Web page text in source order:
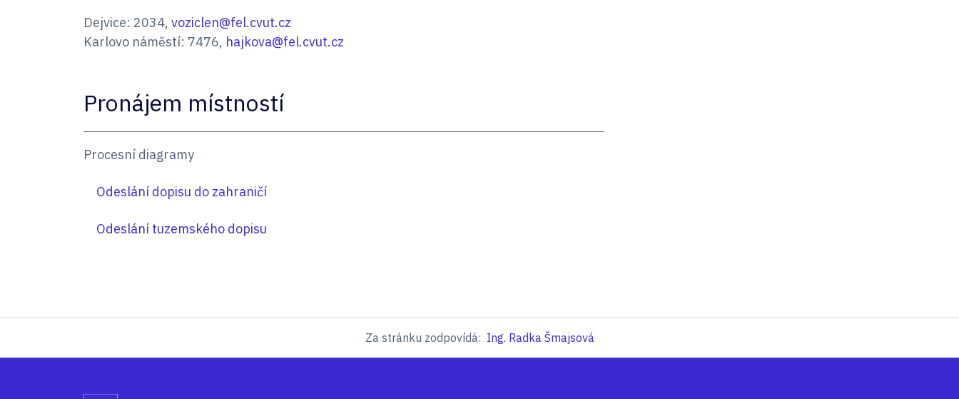
Dejvice: 2034, voziclen@fel.cvut.cz
Karlovo náměstí: 7476, hajkova@fel.cvut.cz
Pronájem místností
Procesní diagramy
Odeslání dopisu do zahraničí
Odeslání tuzemského dopisu
Za stránku zodpovídá: Ing. Radka Šmajsová